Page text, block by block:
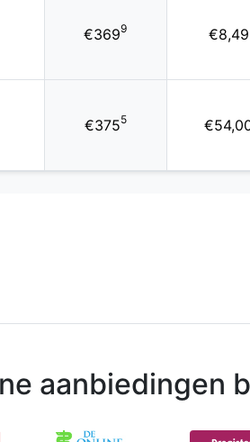
€3699 €8,49
€3755
aanbiedingen